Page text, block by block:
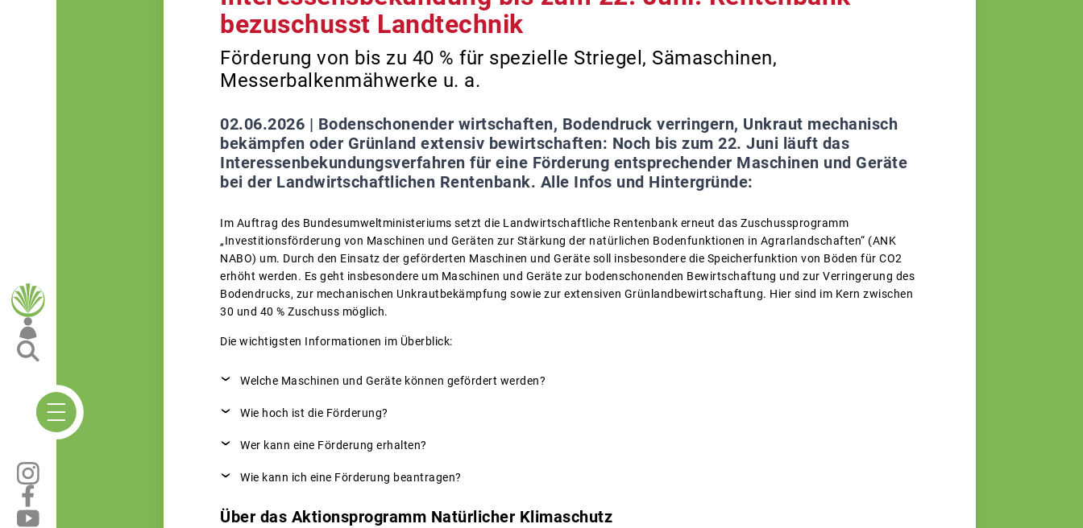
bezuschusst Landtechnik
Förderung von bis zu 40 % für spezielle Striegel, Sämaschinen,
Messerbalkenmähwerke u. a.
02.06.2026 | Bodenschonender wirtschaften, Bodendruck verringern, Unkraut mechanisch
bekämpfen oder Grünland extensiv bewirtschaften: Noch bis zum 22. Juni läuft das
Interessenbekundungsverfahren für eine Förderung entsprechender Maschinen und Geräte
bei der Landwirtschaftlichen Rentenbank. Alle Infos und Hintergründe:
Im Auftrag des Bundesumweltministeriums setzt die Landwirtschaftliche Rentenbank erneut das Zuschussprogramm
„Investitionsförderung von Maschinen und Geräten zur Stärkung der natürlichen Bodenfunktionen in Agrarlandschaften“ (ANK
NABO) um. Durch den Einsatz der geförderten Maschinen und Geräte soll insbesondere die Speicherfunktion von Böden für CO2
erhöht werden. Es geht insbesondere um Maschinen und Geräte zur bodenschonenden Bewirtschaftung und zur Verringerung des
Bodendrucks, zur mechanischen Unkrautbekämpfung sowie zur extensiven Grünlandbewirtschaftung. Hier sind im Kern zwischen
30 und 40 % Zuschuss möglich.
Die wichtigsten Informationen im Überblick:
Welche Maschinen und Geräte können gefördert werden?
Wie hoch ist die Förderung?
Wer kann eine Förderung erhalten?
Wie kann ich eine Förderung beantragen?
Über das Aktionsprogramm Natürlicher Klimaschutz